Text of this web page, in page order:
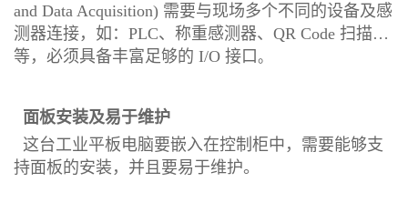
and Data Acquisition) 需要与现场多个不同的设备及感
测器连接，如：PLC、称重感测器、QR Code 扫描…
等，必须具备丰富足够的 I/O 接口。
面板安装及易于维护
这台工业平板电脑要嵌入在控制柜中，需要能够支
持面板的安装，并且要易于维护。